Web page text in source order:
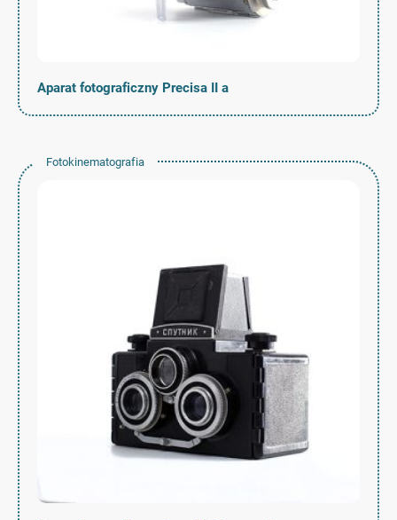
Aparat fotograficzny Precisa II a
Fotokinematografia